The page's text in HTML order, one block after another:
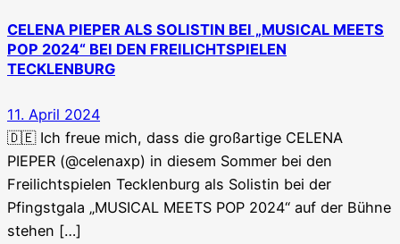
CELENA PIEPER ALS SOLISTIN BEI „MUSICAL MEETS
POP 2024“ BEI DEN FREILICHTSPIELEN
TECKLENBURG
11. April 2024
🇩🇪 Ich freue mich, dass die großartige CELENA
PIEPER (@celenaxp) in diesem Sommer bei den
Freilichtspielen Tecklenburg als Solistin bei der
Pfingstgala „MUSICAL MEETS POP 2024“ auf der Bühne
stehen […]